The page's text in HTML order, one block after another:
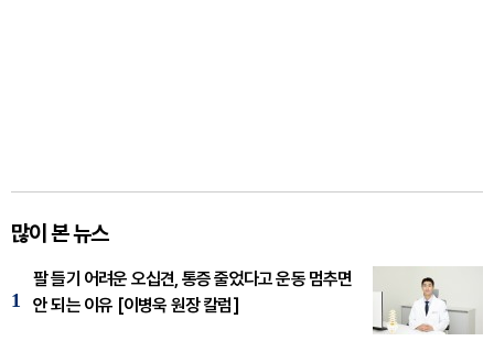
많이 본 뉴스
1
팔 들기 어려운 오십견, 통증 줄었다고 운동 멈추면
안 되는 이유 [이병욱 원장 칼럼]